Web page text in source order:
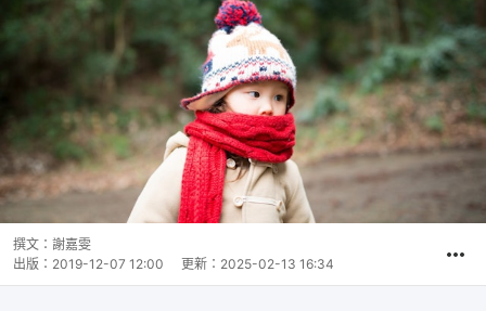
撰文： 謝嘉雯
出版： 2019-12-07 12:00 更新： 2025-02-13 16:34